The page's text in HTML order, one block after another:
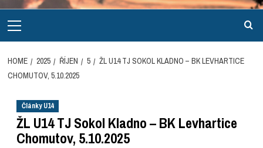
Menu
HOME 2025 ŘÍJEN 5
ŽL U14 TJ SOKOL KLADNO – BK LEVHARTICE
CHOMUTOV, 5.10.2025
Články U14
ŽL U14 TJ Sokol Kladno – BK Levhartice
Chomutov, 5.10.2025